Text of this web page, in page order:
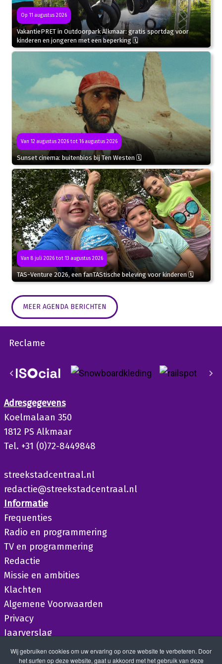
Op 11 augustus 2026
VakantiePRET in Outdoorpark Alkmaar: gratis sportdag voor
kinderen en jongeren met een beperking 🗓
Van 12 augustus 2026 tot 16 augustus 2026
Sunset cinema: buitenbios bij Ten Westen 🗓
Van 8 juli 2026 tot 13 augustus 2026
TAS-Venture 2026, een fanTAStische beleving voor kinderen 🗓
MEER AGENDA BERICHTEN
Reclame
Adresgegevens
Koelmalaan 350
1812 PS Alkmaar
Tel. +31 (0)72-8449848
streekstadcentraal.nl
redactie@streekstadcentraal.nl
Informatie
Frequenties
Radio en programmering
TV en programmering
Redactie
Missie en ambities
Klachten
Algemene Voorwaarden
Privacy
Jaarverslag
Wij gebruiken cookies om uw ervaring op onze website te verbeteren. Door
het surfen op deze website, gaat u akkoord met het gebruik van deze